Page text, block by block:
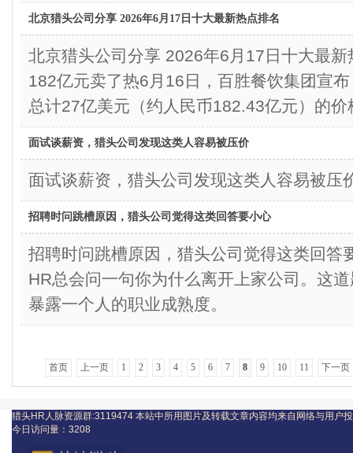
北京猎头公司分享 2026年6月17日十大最新热点排名
北京猎头公司分享 2026年6月17日十大
182亿元卖了热6月16日，百胜餐饮集团宣
总计27亿美元（约人民币182.43亿元）的
面试谈薪资，猎头公司发现这类人容易被压价
面试谈薪资，猎头公司发现这类人容易被压
招聘时问跳槽原因，猎头公司觉得这类回答要小心
招聘时问跳槽原因，猎头公司觉得这类回
HR总会问一句你为什么离开上家公司。这
暴露一个人的职业成熟度。
首页 上一页 1 2 3 4 5 6 7 8 9 10 11 下一页
猎头HR人脉资源群:3119474 本站中所用图片及转载文章内容均来自网络与用户
今日访问量： 3208